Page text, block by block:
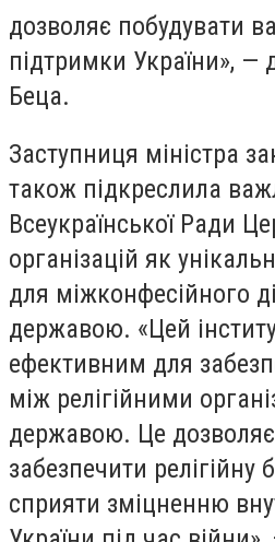
дозволяє побудувати
підтримки України», —
Беца.
Заступниця міністра
також підкреслила
Всеукраїнської Ради
організацій як
для міжконфесійного
державою. «Цей
ефективним для
між релігійними
державою. Це
забезпечити релігійну
сприяти зміцненню